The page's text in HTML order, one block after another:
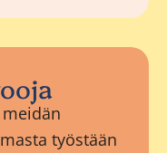
työstään